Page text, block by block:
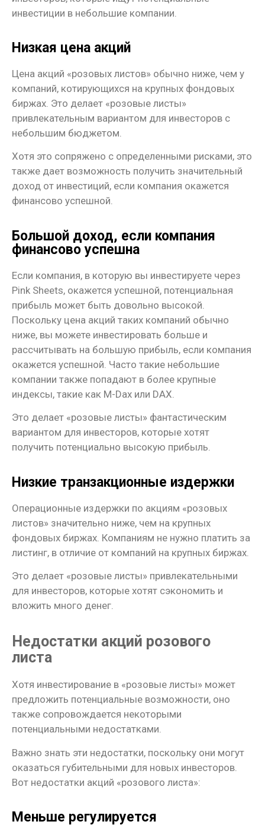
инвестиции в небольшие компании.
Низкая цена акций
Цена акций «розовых листов» обычно ниже, чем у
компаний, котирующихся на крупных фондовых
биржах. Это делает «розовые листы»
привлекательным вариантом для инвесторов с
небольшим бюджетом.
Хотя это сопряжено с определенными рисками, это
также дает возможность получить значительный
доход от инвестиций, если компания окажется
финансово успешной.
Большой доход, если компания
финансово успешна
Если компания, в которую вы инвестируете через
Pink Sheets, окажется успешной, потенциальная
прибыль может быть довольно высокой.
Поскольку цена акций таких компаний обычно
ниже, вы можете инвестировать больше и
рассчитывать на большую прибыль, если компания
окажется успешной. Часто такие небольшие
компании также попадают в более крупные
индексы, такие как M-Dax или DAX.
Это делает «розовые листы» фантастическим
вариантом для инвесторов, которые хотят
получить потенциально высокую прибыль.
Низкие транзакционные издержки
Операционные издержки по акциям «розовых
листов» значительно ниже, чем на крупных
фондовых биржах. Компаниям не нужно платить за
листинг, в отличие от компаний на крупных биржах.
Это делает «розовые листы» привлекательными
для инвесторов, которые хотят сэкономить и
вложить много денег.
Недостатки акций розового
листа
Хотя инвестирование в «розовые листы» может
предложить потенциальные возможности, оно
также сопровождается некоторыми
потенциальными недостатками.
Важно знать эти недостатки, поскольку они могут
оказаться губительными для новых инвесторов.
Вот недостатки акций «розового листа»:
Меньше регулируется